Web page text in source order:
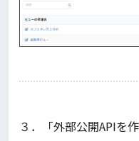
３．「外部公開APIを